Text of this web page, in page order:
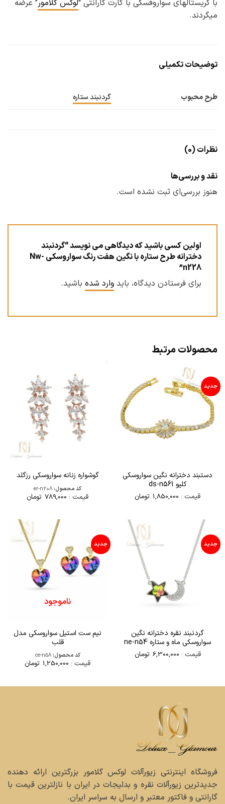
با کریستالهای سواروفسکی با کارت گارانتی “لوکس گلامور” عرضه
میگردند.
توضیحات تکمیلی
طرح محبوب گردنبند ستاره
نظرات (0)
نقد و بررسی‌ها
هنوز بررسی‌ای ثبت نشده است.
اولین کسی باشید که دیدگاهی می نویسد “گردنبند
دخترانه طرح ستاره با نگین هفت رنگ سواروسکی Nw-
n228”
برای فرستادن دیدگاه، باید وارد شده باشید.
محصولات مرتبط
جدید
دستبند دخترانه نگین سواروسکی
کلیو ds-n561
قیمت : 1,850,000 تومان
گوشواره زنانه سواروسکی رزگلد
کد محصول:er-n208
قیمت : 789,000 تومان
جدید
گردنبند نقره دخترانه نگین
سواروسکی ماه و ستاره ne-n54
قیمت : 6,300,000 تومان
جدید
ناموجود
نیم ست استیل سواروسکی مدل
قلب
کد محصول:ce-n58
قیمت : 1,250,000 تومان
فروشگاه اینترنتی زیورآلات لوکس گلامور بزرگترین ارائه دهنده
جدیدترین زیورآلات نقره و بدلیجات در ایران با نازلترین قیمت با
گارانتی و فاکتور معتبر و ارسال به سراسر ایران.